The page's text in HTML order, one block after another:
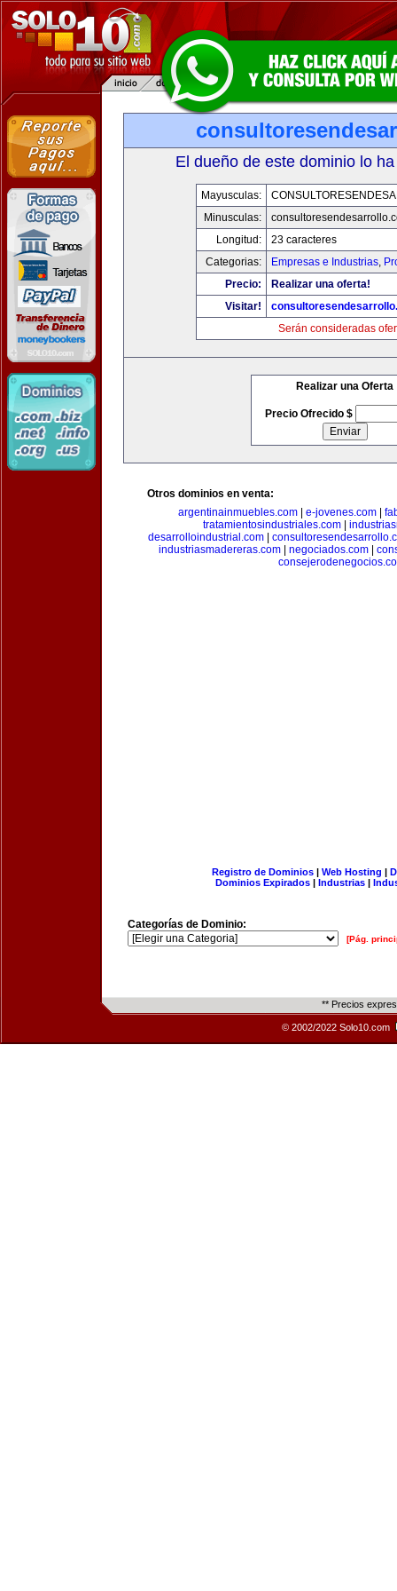
El dueño de este dominio lo
Mayusculas:
Minusculas:
Longitud:
23 caracteres
Categorias:
Empresas e Industrias,
Precio:
Realizar una oferta!
Visitar!
Serán consideradas
Realizar una Oferta
Precio Ofrecido $
Otros dominios en venta:
argentinainmuebles.com| e-jovenes.com|
tratamientosindustriales.com
desarrolloindustrial.com|
industriasmadereras.com
negociados.com
Registro de Dominios| Web Hosting |
Dominios Expirados | Industrias |
Categorías de Dominio:
[Pág.
** Precios
© 2002/2022 Solo10.com